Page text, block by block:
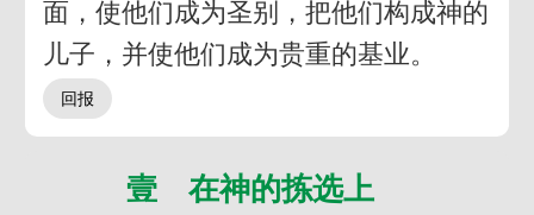
面，使他们成为圣别，把他们构成神的
儿子，并使他们成为贵重的基业。
壹 在神的拣选上